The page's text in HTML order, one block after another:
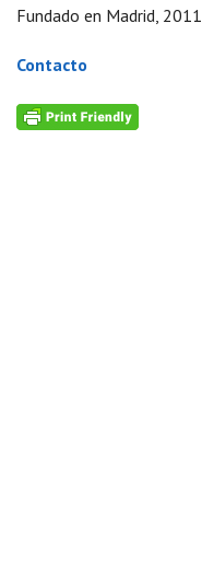
Fundado en Madrid, 2011
Contacto